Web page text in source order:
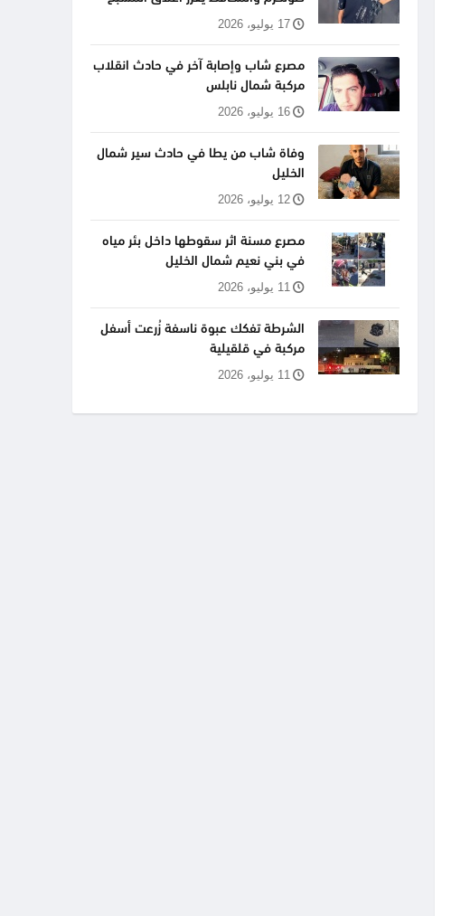
17 يوليو، 2026
مصرع شاب وإصابة آخر في حادث انقلاب
مركبة شمال نابلس
16 يوليو، 2026
وفاة شاب من يطا في حادث سير شمال
الخليل
12 يوليو، 2026
مصرع مسنة اثر سقوطها داخل بئر مياه
في بني نعيم شمال الخليل
11 يوليو، 2026
الشرطة تفكك عبوة ناسفة زُرعت أسفل
مركبة في قلقيلية
11 يوليو، 2026